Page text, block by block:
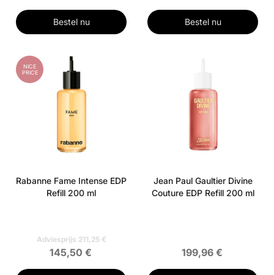
Bestel nu Bestel nu
NICE
PRICE
Rabanne Fame Intense EDP
Refill 200 ml
Adviesprijs 211,25 €
145,50 €
Jean Paul Gaultier Divine
Couture EDP Refill 200 ml
199,96 €